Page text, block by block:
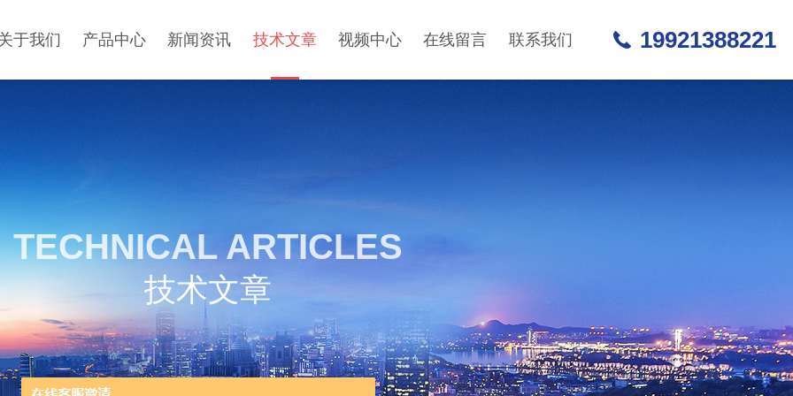
于我们 产品中心 新闻资讯 技术文章 视频中心 在线留言 联系我们 19921388221
TECHNICAL ARTICLES
技术文章